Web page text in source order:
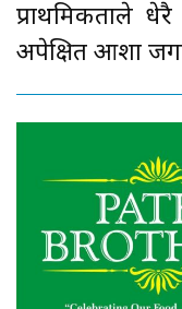
प्राथमिकताले
अपेक्षित आशा